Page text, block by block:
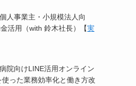
人事業主・小規模法人向
活用（with 鈴木社長）【実
院向けLINE活用オンライン
った業務効率化と働き方改